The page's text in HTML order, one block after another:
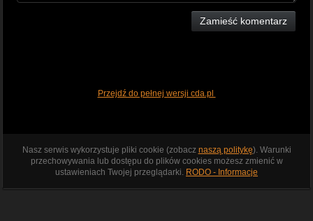
Zamieść komentarz
Przejdź do pełnej wersji cda.pl
Nasz serwis wykorzystuje pliki cookie (zobacz naszą politykę). Warunki
przechowywania lub dostępu do plików cookies możesz zmienić w
ustawieniach Twojej przeglądarki. RODO - Informacje